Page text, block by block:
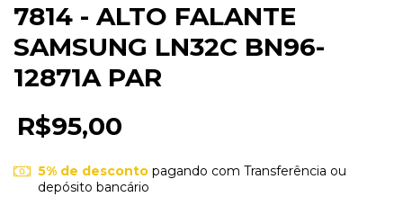
7814 - ALTO FALANTE
SAMSUNG LN32C BN96-
12871A PAR
R$95,00
5% de descontopagando com Transferência ou
depósito bancário